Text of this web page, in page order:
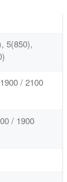
5(850),
/ 2100
/ 1900